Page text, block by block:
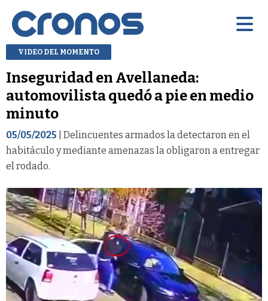
VIDEO DEL MOMENTO
Inseguridad en Avellaneda:
automovilista quedó a pie en medio
minuto
05/05/2025 | Delincuentes armados la detectaron en el
habitáculo y mediante amenazas la obligaron a entregar
el rodado.